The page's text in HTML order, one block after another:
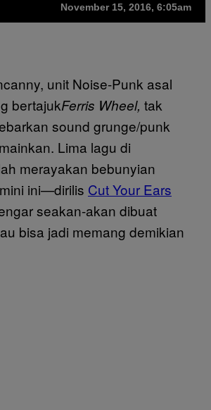
November 15, 2016, 6:05am
unit Noise-Punk asal
bertajukFerris Wheel, tak
sound grunge/punk
Lima lagu di
merayakan bebunyian
ini—dirilis Cut Your Ears
seakan-akan dibuat
bisa jadi memang demikian